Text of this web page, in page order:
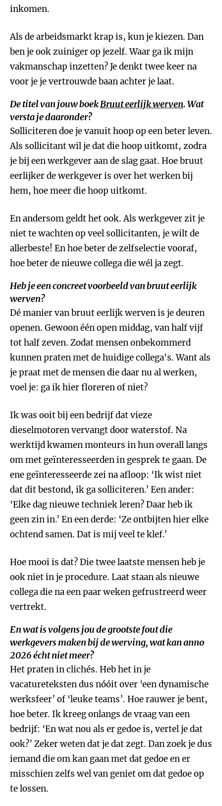
inkomen.
Als de arbeidsmarkt krap is, kun je kiezen. Dan
ben je ook zuiniger op jezelf. Waar ga ik mijn
vakmanschap inzetten? Je denkt twee keer na
voor je je vertrouwde baan achter je laat.
De titel van jouw boekBruut eerlijk werven. Wat
versta je daaronder?
Solliciteren doe je vanuit hoop op een beter leven.
Als sollicitant wil je dat die hoop uitkomt, zodra
je bij een werkgever aan de slag gaat. Hoe bruut
eerlijker de werkgever is over het werken bij
hem, hoe meer die hoop uitkomt.
En andersom geldt het ook. Als werkgever zit je
niet te wachten op veel sollicitanten, je wilt de
allerbeste! En hoe beter de zelfselectie vooraf,
hoe beter de nieuwe collega die wél ja zegt.
Heb je een concreet voorbeeld van bruut eerlijk
werven?
Dé manier van bruut eerlijk werven is je deuren
openen. Gewoon één open middag, van half vijf
tot half zeven. Zodat mensen onbekommerd
kunnen praten met de huidige collega's. Want als
je praat met de mensen die daar nu al werken,
voel je: ga ik hier floreren of niet?
Ik was ooit bij een bedrijf dat vieze
dieselmotoren vervangt door waterstof. Na
werktijd kwamen monteurs in hun overall langs
om met geïnteresseerden in gesprek te gaan. De
ene geïnteresseerde zei na afloop: ‘Ik wist niet
dat dit bestond, ik ga solliciteren.’ Een ander:
‘Elke dag nieuwe techniek leren? Daar heb ik
geen zin in.’ En een derde: ‘Ze ontbijten hier elke
ochtend samen. Dat is mij veel te klef.’
Hoe mooi is dat? Die twee laatste mensen heb je
ook niet in je procedure. Laat staan als nieuwe
collega die na een paar weken gefrustreerd weer
vertrekt.
En wat is volgens jou de grootste fout die
werkgevers maken bij de werving, wat kan anno
2026 écht niet meer?
Het praten in clichés. Heb het in je
vacatureteksten dus nóóit over ‘een dynamische
werksfeer’ of ‘leuke teams’. Hoe rauwer je bent,
hoe beter. Ik kreeg onlangs de vraag van een
bedrijf: ‘En wat nou als er gedoe is, vertel je dat
ook?’ Zeker weten dat je dat zegt. Dan zoek je dus
iemand die om kan gaan met dat gedoe en er
misschien zelfs wel van geniet om dat gedoe op
te lossen.